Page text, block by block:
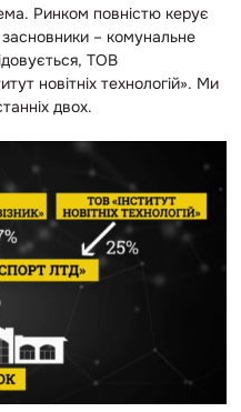
Ринком повністю керує
– комунальне
ТОВ
новітніх технологій». Ми
двох.